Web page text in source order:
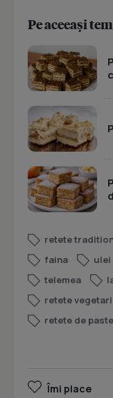
Pe aceeași
retete
faina
ulei
telemea
retete
retete de paste
Îmi place